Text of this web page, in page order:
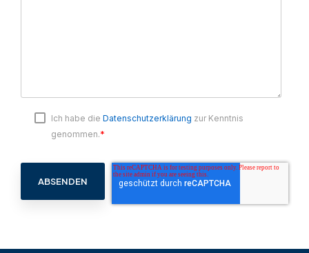
Ich habe die Datenschutzerklärung zur Kenntnis
genommen.*